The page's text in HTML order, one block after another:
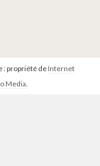
: propriété de Internet
Media